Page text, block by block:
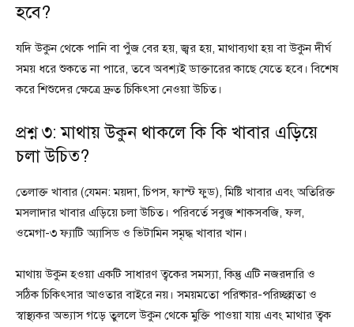
হবে?
যদি উকুন থেকে পানি বা পুঁজ বের হয়, জ্বর হয়, মাথাব্যথা হয় বা উকুন দীর্ঘ
সময় ধরে শুকতে না পারে, তবে অবশ্যই ডাক্তারের কাছে যেতে হবে। বিশেষ
করে শিশুদের ক্ষেত্রে দ্রুত চিকিৎসা নেওয়া উচিত।
প্রশ্ন ৩: মাথায় উকুন থাকলে কি কি খাবার এড়িয়ে
চলা উচিত?
তেলাক্ত খাবার (যেমন: ময়দা, চিপস, ফাস্ট ফুড), মিষ্টি খাবার এবং অতিরিক্ত
মসলাদার খাবার এড়িয়ে চলা উচিত। পরিবর্তে সবুজ শাকসবজি, ফল,
ওমেগা-৩ ফ্যাটি অ্যাসিড ও ভিটামিন সমৃদ্ধ খাবার খান।
মাথায় উকুন হওয়া একটি সাধারণ ত্বকের সমস্যা, কিন্তু এটি নজরদারি ও
সঠিক চিকিৎসার আওতার বাইরে নয়। সময়মতো পরিষ্কার-পরিচ্ছন্নতা ও
স্বাস্থ্যকর অভ্যাস গড়ে তুললে উকুন থেকে মুক্তি পাওয়া যায় এবং মাথার ত্বক